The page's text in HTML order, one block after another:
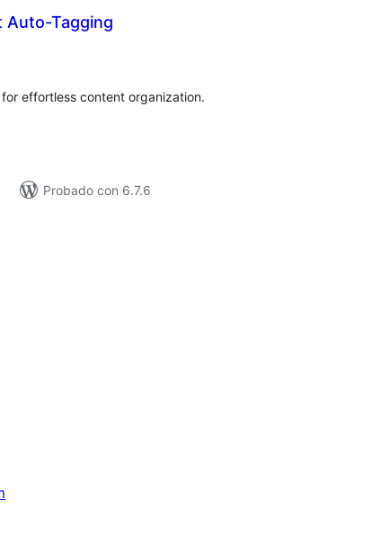
Auto-Tagging
effortless content organization.
Probado con 6.7.6